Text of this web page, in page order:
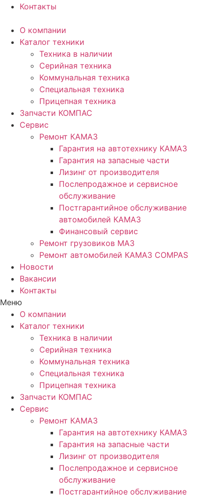
Контакты
О компании
Каталог техники
Техника в наличии
Серийная техника
Коммунальная техника
Специальная техника
Прицепная техника
Запчасти КОМПАС
Сервис
Ремонт КАМАЗ
Гарантия на автотехнику КАМАЗ
Гарантия на запасные части
Лизинг от производителя
Послепродажное и сервисное
обслуживание
Постгарантийное обслуживание
автомобилей КАМАЗ
Финансовый сервис
Ремонт грузовиков МАЗ
Ремонт автомобилей КАМАЗ COMPAS
Новости
Вакансии
Контакты
Меню
О компании
Каталог техники
Техника в наличии
Серийная техника
Коммунальная техника
Специальная техника
Прицепная техника
Запчасти КОМПАС
Сервис
Ремонт КАМАЗ
Гарантия на автотехнику КАМАЗ
Гарантия на запасные части
Лизинг от производителя
Послепродажное и сервисное
обслуживание
Постгарантийное обслуживание